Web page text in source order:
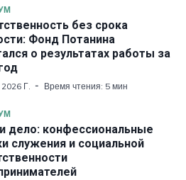
без срока
Фонд Потанина
о результатах работы за
Г. Время чтения: 5 мин
дело: конфессиональные
служения и социальной